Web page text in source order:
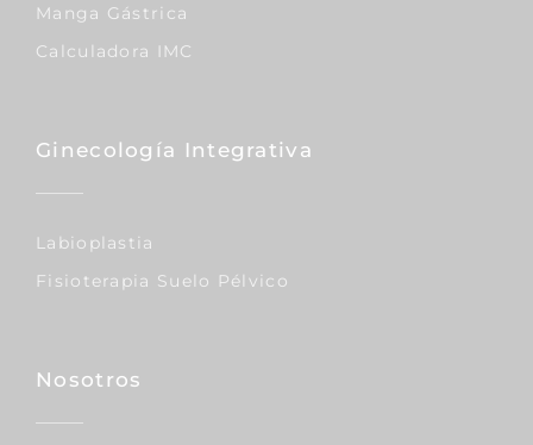
Manga Gástrica
Calculadora IMC
Ginecología Integrativa
Labioplastia
Fisioterapia Suelo Pélvico
Nosotros